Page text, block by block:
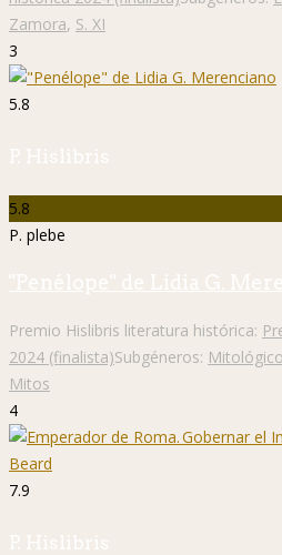
Zamora, S. XI
3
5.8
P. Hislibris
5.8
P. plebe
"Penélope" de Lidia G.
Premio Hislibris literatura histórica:
2024 (finalista)Subgéneros: Mitológico
Mitos
4
7.9
P. Hislibris